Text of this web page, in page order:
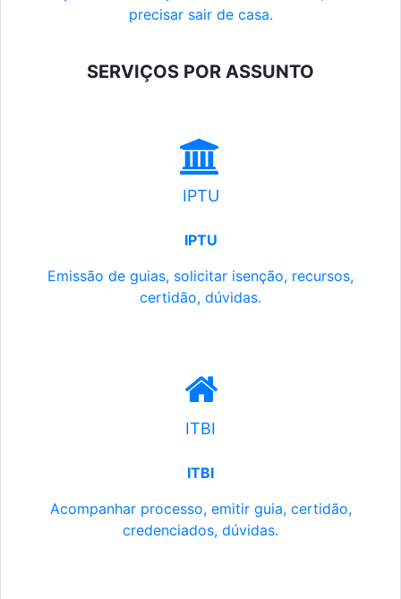
precisar sair de casa.
SERVIÇOS POR ASSUNTO
IPTU
IPTU
Emissão de guias, solicitar isenção, recursos,
certidão, dúvidas.
ITBI
ITBI
Acompanhar processo, emitir guia, certidão,
credenciados, dúvidas.